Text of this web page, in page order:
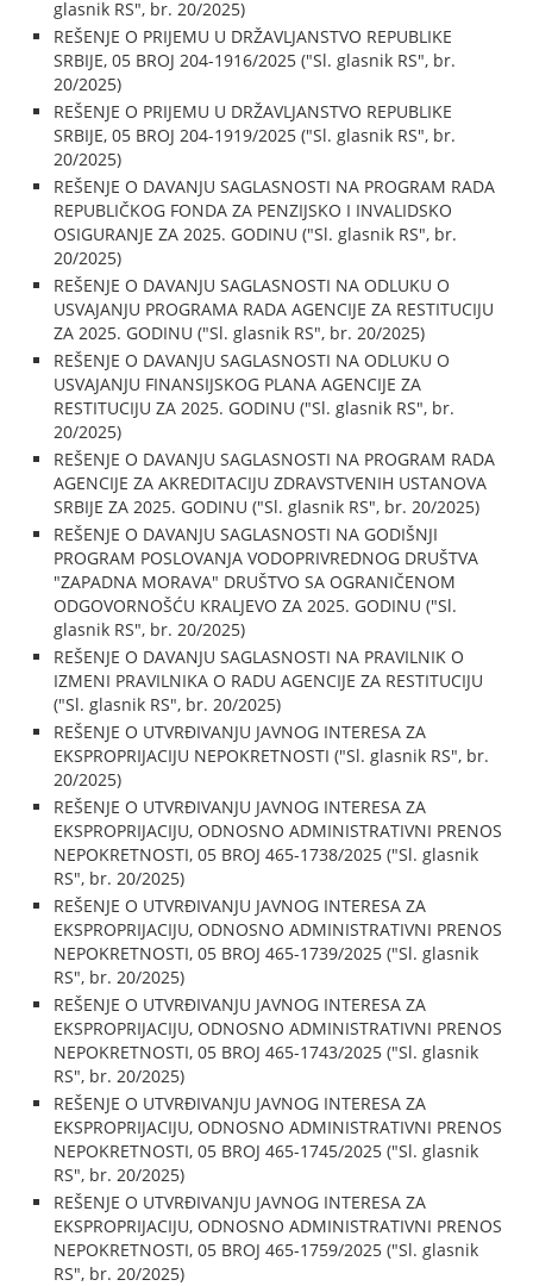
glasnik RS", br. 20/2025)
REŠENJE O PRIJEMU U DRŽAVLJANSTVO REPUBLIKE
SRBIJE, 05 BROJ 204-1916/2025 ("Sl. glasnik RS", br.
20/2025)
REŠENJE O PRIJEMU U DRŽAVLJANSTVO REPUBLIKE
SRBIJE, 05 BROJ 204-1919/2025 ("Sl. glasnik RS", br.
20/2025)
REŠENJE O DAVANJU SAGLASNOSTI NA PROGRAM RADA
REPUBLIČKOG FONDA ZA PENZIJSKO I INVALIDSKO
OSIGURANJE ZA 2025. GODINU ("Sl. glasnik RS", br.
20/2025)
REŠENJE O DAVANJU SAGLASNOSTI NA ODLUKU O
USVAJANJU PROGRAMA RADA AGENCIJE ZA RESTITUCIJU
ZA 2025. GODINU ("Sl. glasnik RS", br. 20/2025)
REŠENJE O DAVANJU SAGLASNOSTI NA ODLUKU O
USVAJANJU FINANSIJSKOG PLANA AGENCIJE ZA
RESTITUCIJU ZA 2025. GODINU ("Sl. glasnik RS", br.
20/2025)
REŠENJE O DAVANJU SAGLASNOSTI NA PROGRAM RADA
AGENCIJE ZA AKREDITACIJU ZDRAVSTVENIH USTANOVA
SRBIJE ZA 2025. GODINU ("Sl. glasnik RS", br. 20/2025)
REŠENJE O DAVANJU SAGLASNOSTI NA GODIŠNJI
PROGRAM POSLOVANJA VODOPRIVREDNOG DRUŠTVA
"ZAPADNA MORAVA" DRUŠTVO SA OGRANIČENOM
ODGOVORNOŠĆU KRALJEVO ZA 2025. GODINU ("Sl.
glasnik RS", br. 20/2025)
REŠENJE O DAVANJU SAGLASNOSTI NA PRAVILNIK O
IZMENI PRAVILNIKA O RADU AGENCIJE ZA RESTITUCIJU
("Sl. glasnik RS", br. 20/2025)
REŠENJE O UTVRĐIVANJU JAVNOG INTERESA ZA
EKSPROPRIJACIJU NEPOKRETNOSTI ("Sl. glasnik RS", br.
20/2025)
REŠENJE O UTVRĐIVANJU JAVNOG INTERESA ZA
EKSPROPRIJACIJU, ODNOSNO ADMINISTRATIVNI PRENOS
NEPOKRETNOSTI, 05 BROJ 465-1738/2025 ("Sl. glasnik
RS", br. 20/2025)
REŠENJE O UTVRĐIVANJU JAVNOG INTERESA ZA
EKSPROPRIJACIJU, ODNOSNO ADMINISTRATIVNI PRENOS
NEPOKRETNOSTI, 05 BROJ 465-1739/2025 ("Sl. glasnik
RS", br. 20/2025)
REŠENJE O UTVRĐIVANJU JAVNOG INTERESA ZA
EKSPROPRIJACIJU, ODNOSNO ADMINISTRATIVNI PRENOS
NEPOKRETNOSTI, 05 BROJ 465-1743/2025 ("Sl. glasnik
RS", br. 20/2025)
REŠENJE O UTVRĐIVANJU JAVNOG INTERESA ZA
EKSPROPRIJACIJU, ODNOSNO ADMINISTRATIVNI PRENOS
NEPOKRETNOSTI, 05 BROJ 465-1745/2025 ("Sl. glasnik
RS", br. 20/2025)
REŠENJE O UTVRĐIVANJU JAVNOG INTERESA ZA
EKSPROPRIJACIJU, ODNOSNO ADMINISTRATIVNI PRENOS
NEPOKRETNOSTI, 05 BROJ 465-1759/2025 ("Sl. glasnik
RS", br. 20/2025)